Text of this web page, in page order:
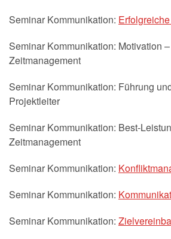
Seminar Kommunikation:
Seminar Kommunikation: Motivation
Zeitmanagement
Seminar Kommunikation: Führung
Projektleiter
Seminar Kommunikation: Best-
Zeitmanagement
Seminar Kommunikation:
Seminar Kommunikation:
Seminar Kommunikation: